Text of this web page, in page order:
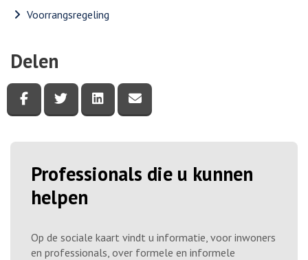
Voorrangsregeling
Delen
Deel deze pagina via Facebook
Deel deze pagina via Twitter
Deel deze pagina via LinkedIn
Professionals die u kunnen
helpen
Op de sociale kaart vindt u informatie, voor inwoners
en professionals, over formele en informele